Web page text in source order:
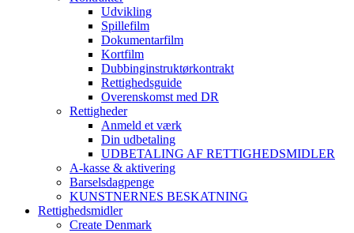
Udvikling
Spillefilm
Dokumentarfilm
Kortfilm
Dubbinginstruktørkontrakt
Rettighedsguide
Overenskomst med DR
Rettigheder
Anmeld et værk
Din udbetaling
UDBETALING AF RETTIGHEDSMIDLER
A-kasse & aktivering
Barselsdagpenge
KUNSTNERNES BESKATNING
Rettighedsmidler
Create Denmark